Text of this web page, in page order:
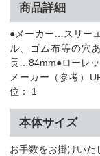
商品詳細
●メーカー…スリー
ル、ゴム布等の穴
長…84mm●ローレッ
メーカー（参考）
位： 1
本体サイズ
お手数をお掛けいた